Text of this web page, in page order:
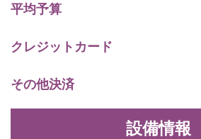
平均予算
クレジットカード
その他決済
設備情報